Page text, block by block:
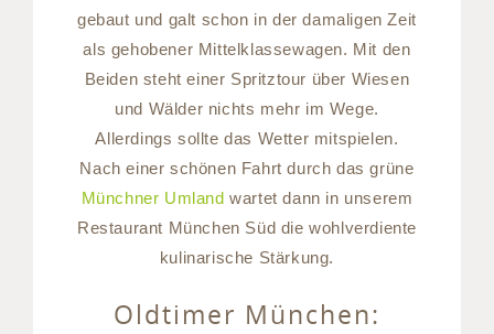
gebaut und galt schon in der damaligen Zeit
als gehobener Mittelklassewagen. Mit den
Beiden steht einer Spritztour über Wiesen
und Wälder nichts mehr im Wege.
Allerdings sollte das Wetter mitspielen.
Nach einer schönen Fahrt durch das grüne
Münchner Umland wartet dann in unserem
Restaurant München Süd die wohlverdiente
kulinarische Stärkung.
Oldtimer München: